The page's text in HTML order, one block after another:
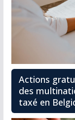
Actions
des
taxé en